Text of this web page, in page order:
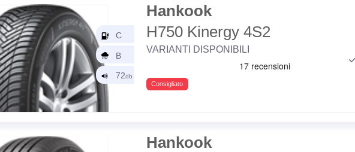
Hankook
H750 Kinergy 4S2
VARIANTI DISPONIBILI
Consigliato
Hankook